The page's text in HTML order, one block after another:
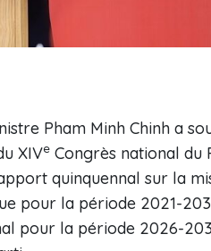
Pham Minh Chinh a
XIVe Congrès national du
quinquennal sur la
pour la période 2021-
pour la période 2026-